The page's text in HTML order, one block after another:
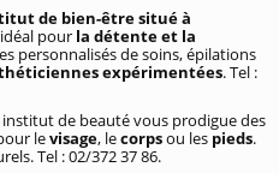
de bien-être situé à
pour la détente et la
personnalisés de soins, épilations
expérimentées. Tel :
institut de beauté vous prodigue des
levisage, lecorpsou les pieds.
Tel : 02/372 37 86.